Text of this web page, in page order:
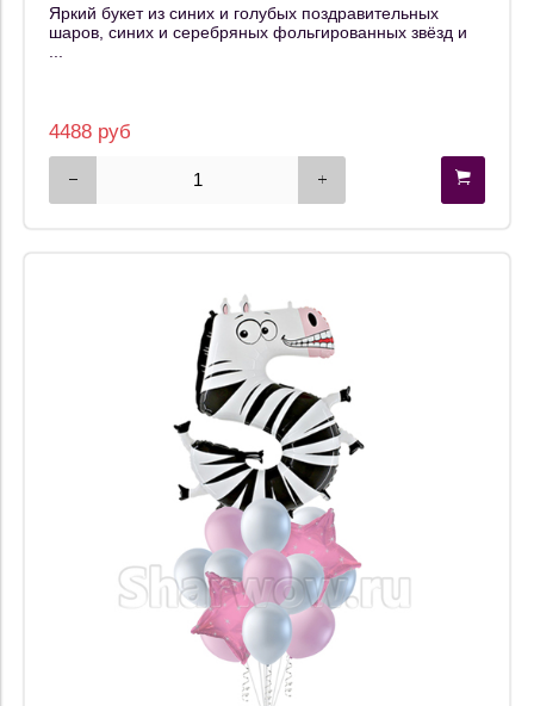
Яркий букет из синих и голубых поздравительных
шаров, синих и серебряных фольгированных звёзд и
4488 руб